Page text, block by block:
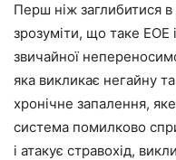
Перш ніж заглибитися в
зрозуміти, що таке EOE
звичайної
яка викликає негайну
хронічне запалення,
система помилково
і атакує стравохід,